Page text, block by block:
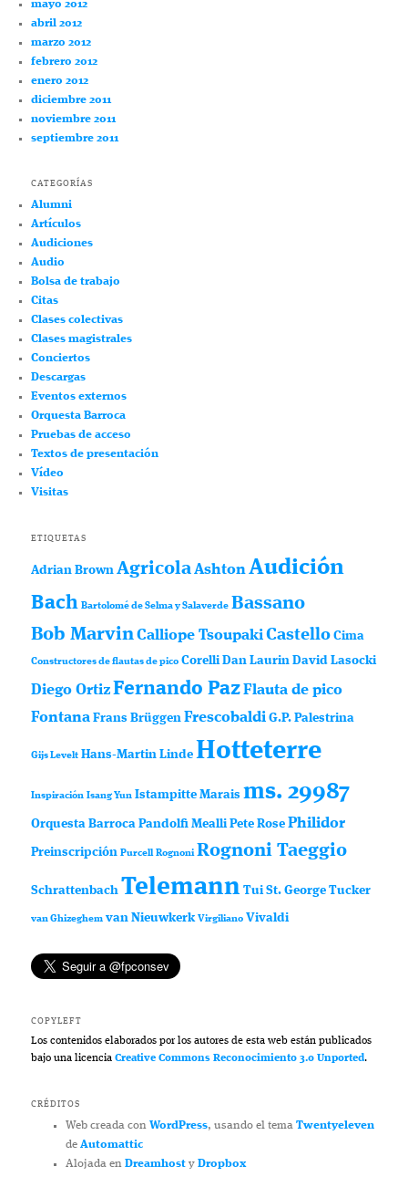
mayo 2012
abril 2012
marzo 2012
febrero 2012
enero 2012
diciembre 2011
noviembre 2011
septiembre 2011
CATEGORÍAS
Alumni
Artículos
Audiciones
Audio
Bolsa de trabajo
Citas
Clases colectivas
Clases magistrales
Conciertos
Descargas
Eventos externos
Orquesta Barroca
Pruebas de acceso
Textos de presentación
Vídeo
Visitas
ETIQUETAS
Adrian Brown AgricolaAshtonAudición
Bach Bartolomé de Selma y Salaverde Bassano
Bob MarvinCalliope TsoupakiCastello Cima
Constructores de flautas de pico Corelli Dan Laurin David Lasocki
Diego OrtizFernando PazFlauta de pico
Fontana Frans Brüggen Frescobaldi G.P. Palestrina
Gijs Levelt Hans-Martin Linde Hotteterre
Inspiración Isang Yun Istampitte Marais ms. 29987
Orquesta Barroca Pandolfi Mealli Pete Rose Philidor
Preinscripción Purcell Rognoni Rognoni Taeggio
Schrattenbach Telemann Tui St. George Tucker
van Ghizeghem van Nieuwkerk Virgiliano Vivaldi
COPYLEFT
Los contenidos elaborados por los autores de esta web están publicados
bajo una licenciaCreative Commons Reconocimiento 3.0 Unported.
CRÉDITOS
Web creada con WordPress, usando el tema Twentyeleven
de Automattic
Alojada en Dreamhosty Dropbox